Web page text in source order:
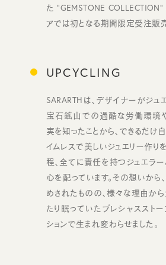
た “GEMSTONE COLLECTION”
アでは初となる期間限定受注販売
UPCYCLING
SARARTHは、デザイナーがジュ
宝石鉱山での過酷な労働環境
実を知ったことから、できるだけ
イムレスで美しいジュエリー作り
程、全てに責任を持つジュエラー
心を配っています。その想いから
めされたものの、様々な理由か
たり眠っていたプレシャスストー
ションで生まれ変わらせました。